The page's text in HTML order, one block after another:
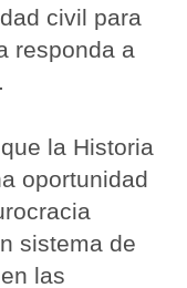
civil para
responda a
la Historia
oportunidad
sistema de
las